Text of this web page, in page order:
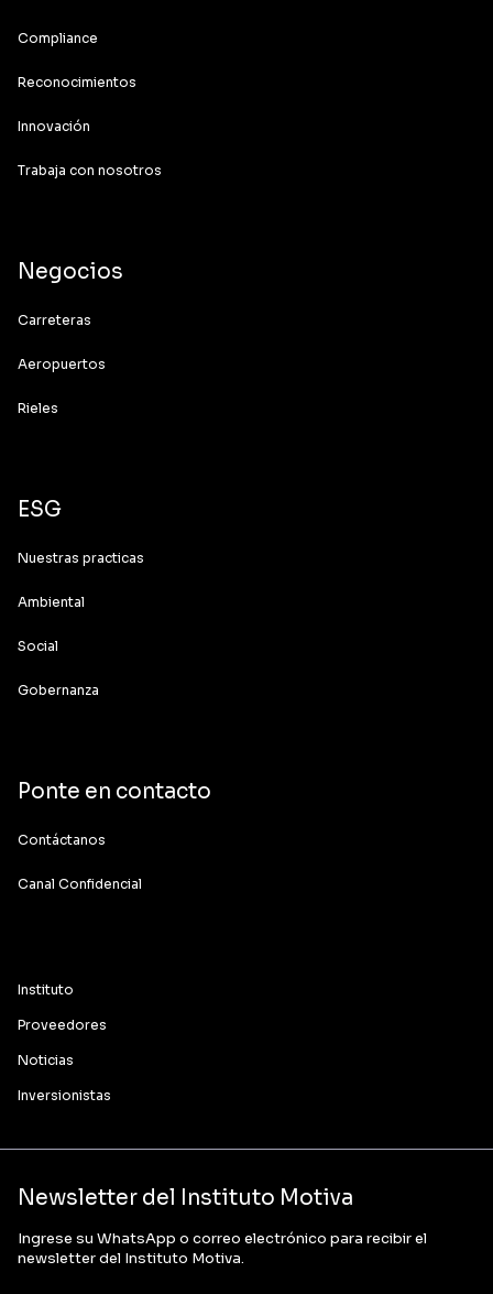
Compliance
Reconocimientos
Innovación
Trabaja con nosotros
Negocios
Carreteras
Aeropuertos
Rieles
ESG
Nuestras practicas
Ambiental
Social
Gobernanza
Ponte en contacto
Contáctanos
Canal Confidencial
Instituto
Proveedores
Noticias
Inversionistas
Newsletter del Instituto Motiva
Ingrese su WhatsApp o correo electrónico para recibir el
newsletter del Instituto Motiva.